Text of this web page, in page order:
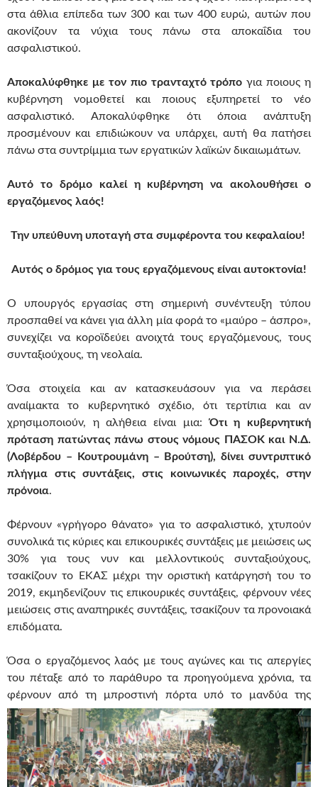
στα άθλια επίπεδα των 300 και των 400 ευρώ, αυτών που
ακονίζουν τα νύχια τους πάνω στα αποκαΐδια του
ασφαλιστικού.
Αποκαλύφθηκε με τον πιο τρανταχτό τρόπο για ποιους η
κυβέρνηση νομοθετεί και ποιους εξυπηρετεί το νέο
ασφαλιστικό. Αποκαλύφθηκε ότι όποια ανάπτυξη
προσμένουν και επιδιώκουν να υπάρχει, αυτή θα πατήσει
πάνω στα συντρίμμια των εργατικών λαϊκών δικαιωμάτων.
Αυτό το δρόμο καλεί η κυβέρνηση να ακολουθήσει ο
εργαζόμενος λαός!
Την υπεύθυνη υποταγή στα συμφέροντα του κεφαλαίου!
Αυτός ο δρόμος για τους εργαζόμενους είναι αυτοκτονία!
Ο υπουργός εργασίας στη σημερινή συνέντευξη τύπου
προσπαθεί να κάνει για άλλη μία φορά το «μαύρο – άσπρο»,
συνεχίζει να κοροϊδεύει ανοιχτά τους εργαζόμενους, τους
συνταξιούχους, τη νεολαία.
Όσα στοιχεία και αν κατασκευάσουν για να περάσει
αναίμακτα το κυβερνητικό σχέδιο, ότι τερτίπια και αν
χρησιμοποιούν, η αλήθεια είναι μια:Ότι η κυβερνητική
πρόταση πατώντας πάνω στους νόμους ΠΑΣΟΚ και Ν.Δ.
(Λοβέρδου – Κουτρουμάνη – Βρούτση), δίνει συντριπτικό
πλήγμα στις συντάξεις, στις κοινωνικές παροχές, στην
πρόνοια.
Φέρνουν «γρήγορο θάνατο» για το ασφαλιστικό, χτυπούν
συνολικά τις κύριες και επικουρικές συντάξεις με μειώσεις ως
30% για τους νυν και μελλοντικούς συνταξιούχους,
τσακίζουν το ΕΚΑΣ μέχρι την οριστική κατάργησή του το
2019, εκμηδενίζουν τις επικουρικές συντάξεις, φέρνουν νέες
μειώσεις στις αναπηρικές συντάξεις, τσακίζουν τα προνοιακά
επιδόματα.
Όσα ο εργαζόμενος λαός με τους αγώνες και τις απεργίες
του πέταξε από το παράθυρο τα προηγούμενα χρόνια, τα
φέρνουν από τη μπροστινή πόρτα υπό το μανδύα της